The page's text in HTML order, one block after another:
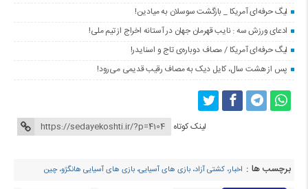
لیگ حرفه‌ای آمریکا _ بازگشت سوسلان به میادین!
ادعای ورزش سه : نایب قهرمان جهان در آستانه اخراج از تیم ملی!
لیگ حرفه‌ای آمریکا / مصاف دوباره‌ی تاج و اسنایدر!
پس از هشت سال، کایل دیک به مصاف رقیب قدیمی می‌رود!
لینک کوتاه
برچسب ها : اخبار، کشتی آزاد، بازی های آسیایی، بازی های آسیایی هانگژو، چین